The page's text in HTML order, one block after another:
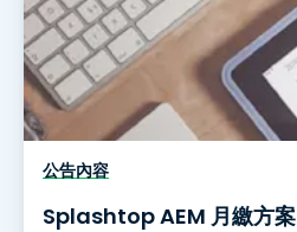
公告內容
Splashtop AEM 月繳方案